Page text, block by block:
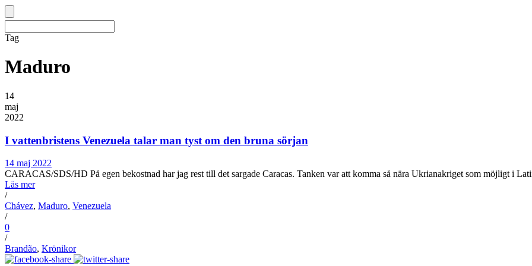
Tag
Maduro
14
maj
2022
I vattenbristens Venezuela talar man tyst om den bruna sörjan
14 maj 2022
CARACAS/SDS/HD På egen bekostnad har jag rest till det sargade Caracas. Tanken var att komma så nära Ukrianakriget som möjligt i
Läs mer
/
Chávez, Maduro, Venezuela
/
0
/
Brandão, Krönikor